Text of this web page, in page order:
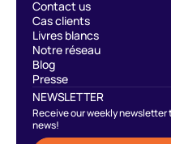
Contact us
Cas clients
Livres blancs
Notre réseau
Blog
Presse
NEWSLETTER
Receive our weekly
news!